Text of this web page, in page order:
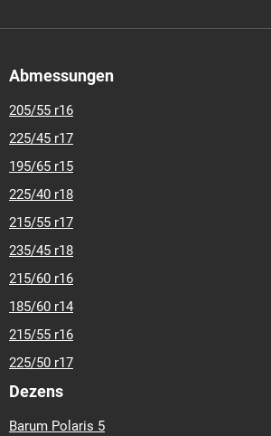
Abmessungen
205/55 r16
225/45 r17
195/65 r15
225/40 r18
215/55 r17
235/45 r18
215/60 r16
185/60 r14
215/55 r16
225/50 r17
Dezens
Barum Polaris 5